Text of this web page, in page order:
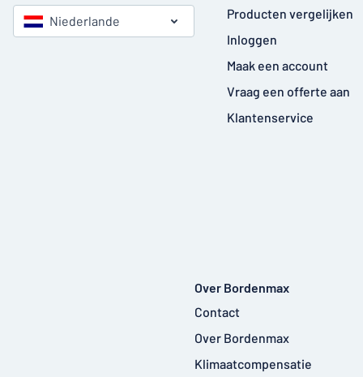
Niederlande
Producten vergelijken
Inloggen
Maak een account
Vraag een offerte aan
Klantenservice
Over Bordenmax
Contact
Over Bordenmax
Klimaatcompensatie